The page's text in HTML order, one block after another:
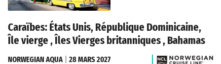
Caraïbes: États Unis, République Dominicaine,
Île vierge , Îles Vierges britanniques , Bahamas
NORWEGIAN AQUA| 28 MARS 2027